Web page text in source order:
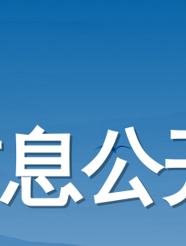
公